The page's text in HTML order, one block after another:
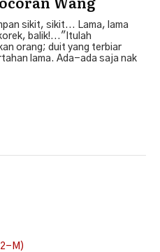
sikit, sikit... Lama, lama
balik!..."Itulah
orang; duit yang terbiar
lama. Ada-ada saja nak
M)